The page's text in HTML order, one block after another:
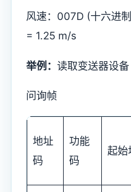
风速：007D (十六进
= 1.25 m/s
举例： 读取变送器设
问询帧
地址
码
功能
码
起始